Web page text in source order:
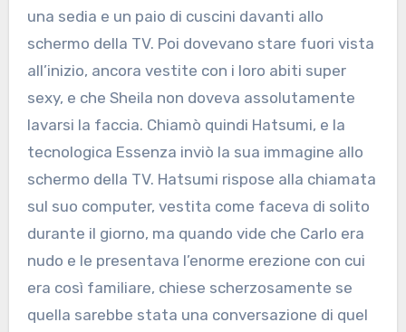
una sedia e un paio di cuscini davanti allo
schermo della TV. Poi dovevano stare fuori vista
all’inizio, ancora vestite con i loro abiti super
sexy, e che Sheila non doveva assolutamente
lavarsi la faccia. Chiamò quindi Hatsumi, e la
tecnologica Essenza inviò la sua immagine allo
schermo della TV. Hatsumi rispose alla chiamata
sul suo computer, vestita come faceva di solito
durante il giorno, ma quando vide che Carlo era
nudo e le presentava l’enorme erezione con cui
era così familiare, chiese scherzosamente se
quella sarebbe stata una conversazione di quel